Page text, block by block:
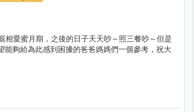
相愛蜜月期，之後的日子天天吵～照三餐吵～但是
夠給為此感到困擾的爸爸媽媽們一個參考，祝大